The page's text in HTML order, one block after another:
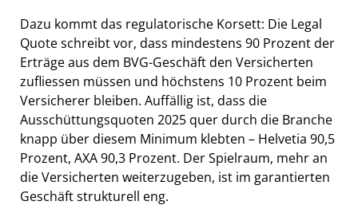
Dazu kommt das regulatorische Korsett: Die Legal
Quote schreibt vor, dass mindestens 90 Prozent der
Erträge aus dem BVG-Geschäft den Versicherten
zufliessen müssen und höchstens 10 Prozent beim
Versicherer bleiben. Auffällig ist, dass die
Ausschüttungsquoten 2025 quer durch die Branche
knapp über diesem Minimum klebten – Helvetia 90,5
Prozent, AXA 90,3 Prozent. Der Spielraum, mehr an
die Versicherten weiterzugeben, ist im garantierten
Geschäft strukturell eng.